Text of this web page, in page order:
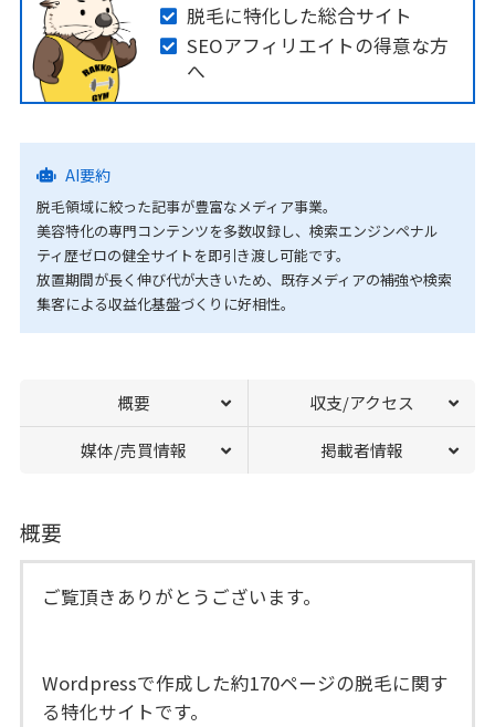
脱毛に特化した総合サイト
SEOアフィリエイトの得意な方
へ
AI要約
脱毛領域に絞った記事が豊富なメディア事業。
美容特化の専門コンテンツを多数収録し、検索エンジンペナル
ティ歴ゼロの健全サイトを即引き渡し可能です。
放置期間が長く伸び代が大きいため、既存メディアの補強や検索
集客による収益化基盤づくりに好相性。
概要 収支/アクセス
媒体/売買情報 掲載者情報
概要
ご覧頂きありがとうございます。
Wordpressで作成した約170ページの脱毛に関す
る特化サイトです。